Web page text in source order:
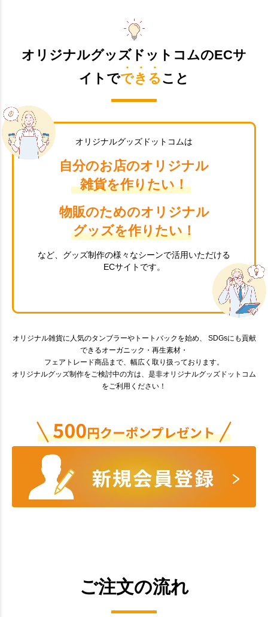
オリジナルグッズドットコムのECサ
イトでできる こと
オリジナルグッズドットコムは
自分のお店のオリジナル
雑貨を作りたい！
物販のためのオリジナル
グッズを作りたい！
など、グッズ制作の様々なシーンで活用いただける
ECサイトです。
オリジナル雑貨に人気のタンブラーやトートバックを始め、 SDGsにも貢献
できるオーガニック・再生素材・
フェアトレード商品まで、幅広く取り扱っております。
オリジナルグッズ制作をご検討中の方は、是非オリジナルグッズドットコム
をご利用ください！
ご注文の流れ